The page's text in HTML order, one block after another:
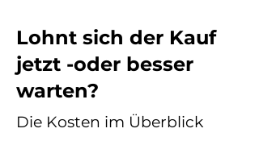
Lohnt sich der Kauf
jetzt -oder besser
warten?
Die Kosten im Überblick